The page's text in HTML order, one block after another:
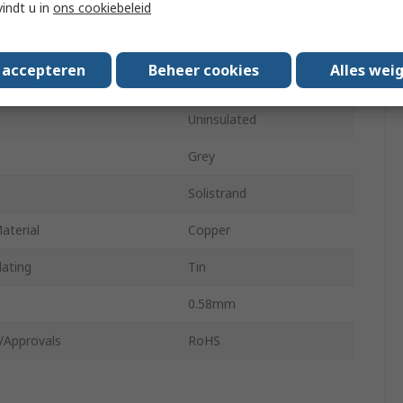
Size AWG
Uninsulated
Grey
Solistrand
Copper
Tin
0.58mm
RoHS
u in ons cookiebeleid
Beheer cookies Alles